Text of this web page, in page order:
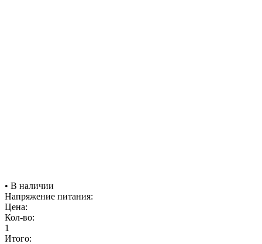
• В наличии
Напряжение питания:
Цена:
Кол-во:
1
Итого: